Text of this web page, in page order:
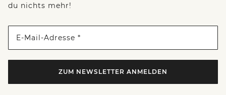
du nichts mehr!
E-Mail-Adresse *
ZUM NEWSLETTER ANMELDEN